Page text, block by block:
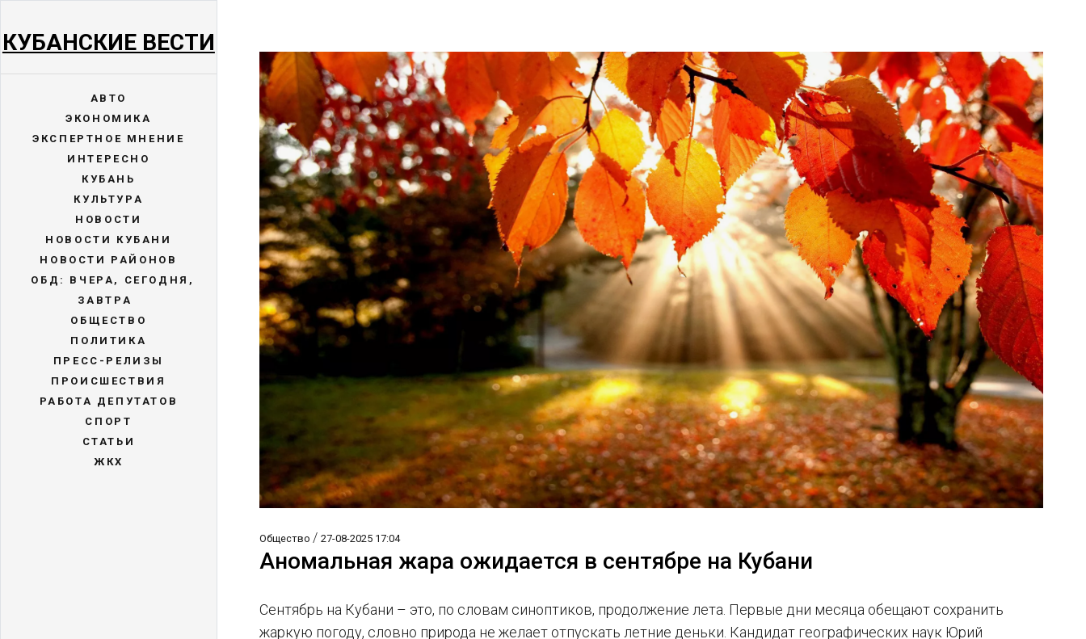
КУБАНСКИЕ ВЕСТИ
АВТО
ЭКОНОМИКА
ЭКСПЕРТНОЕ МНЕНИЕ
ИНТЕРЕСНО
КУБАНЬ
КУЛЬТУРА
НОВОСТИ
НОВОСТИ КУБАНИ
НОВОСТИ РАЙОНОВ
ОБД: ВЧЕРА, СЕГОДНЯ,
ЗАВТРА
ОБЩЕСТВО
ПОЛИТИКА
ПРЕСС-РЕЛИЗЫ
ПРОИСШЕСТВИЯ
РАБОТА ДЕПУТАТОВ
СПОРТ
СТАТЬИ
ЖКХ
Общество /27-08-2025 17:04
Аномальная жара ожидается в сентябре на Кубани
Сентябрь на Кубани – это, по словам синоптиков, продолжение лета. Первые дни месяца обещают сохранить
жаркую погоду, словно природа не желает отпускать летние деньки. Кандидат географических наук Юрий